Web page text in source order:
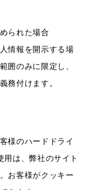
られた場合
情報を開示する場
囲のみに限定し、
務付けます。
様のハードドライ
は、弊社のサイト
お客様がクッキー